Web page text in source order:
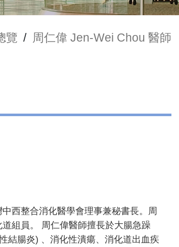
覽 / 周仁偉 Jen-Wei Chou 醫師
西整合消化醫學會理事兼秘書長。周
組員。 周仁偉醫師擅長於大腸急躁
結腸炎) 、消化性潰瘍、消化道出血疾